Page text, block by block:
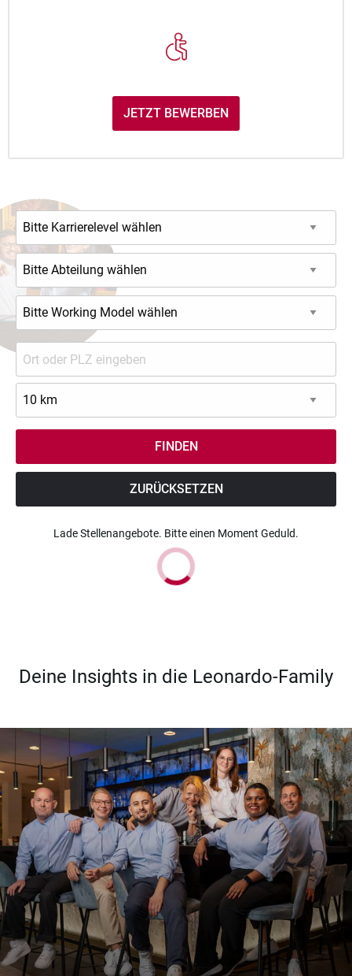
JETZT BEWERBEN
ZURÜCKSETZEN
Lade Stellenangebote. Bitte einen Moment Geduld.
Deine Insights in die Leonardo-Family